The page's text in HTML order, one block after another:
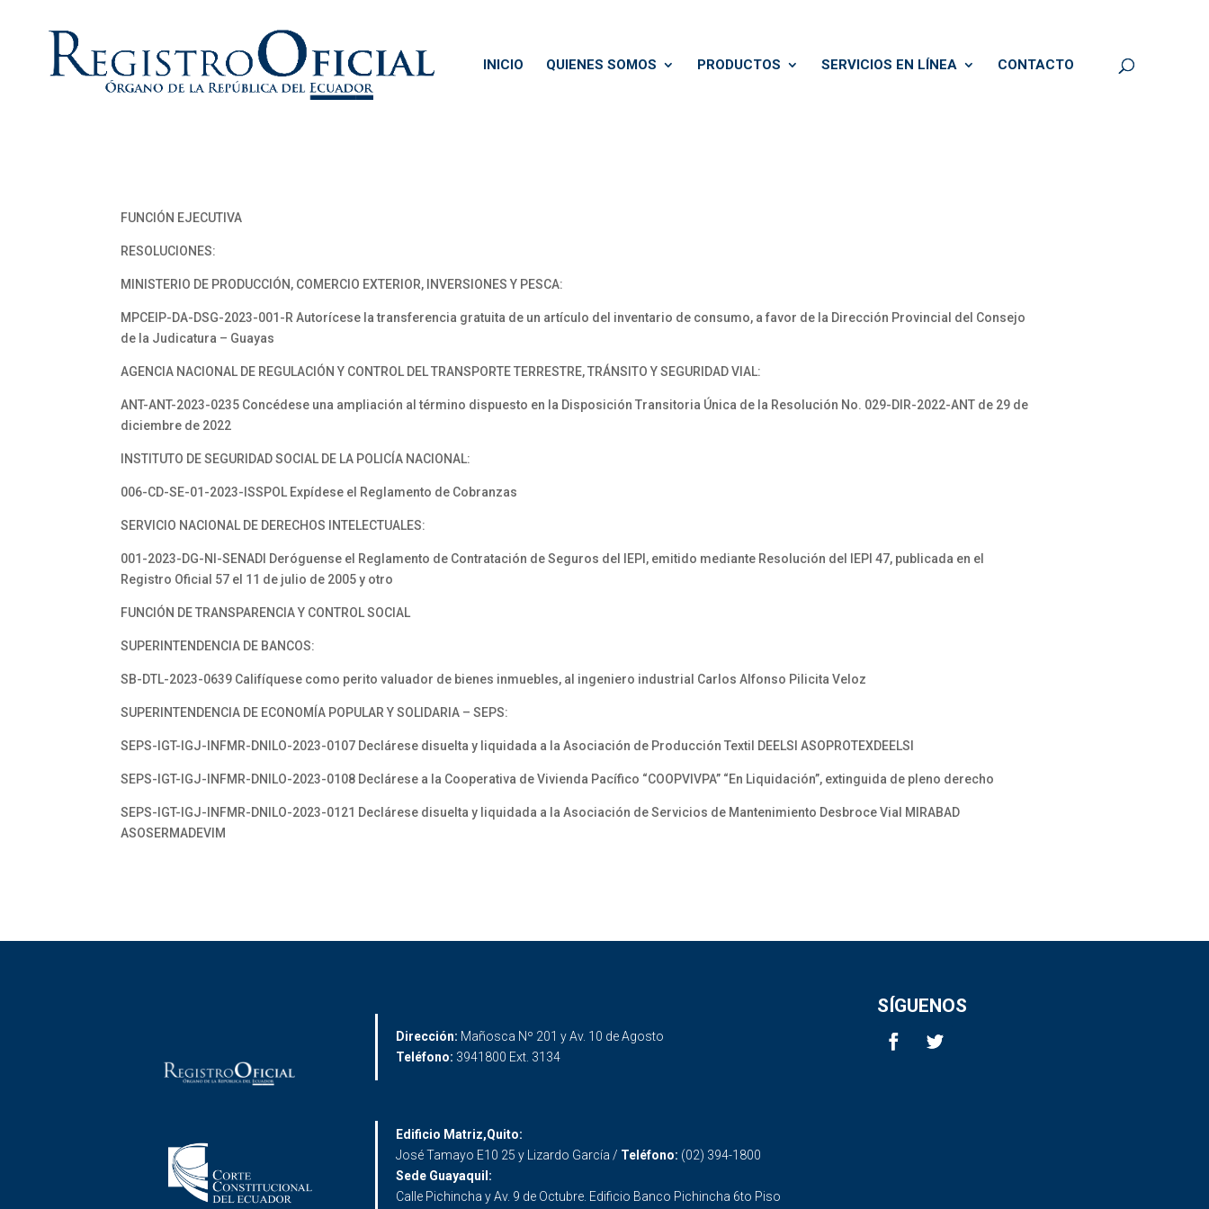
INICIO QUIENES SOMOS PRODUCTOS SERVICIOS EN LÍNEA CONTACTO
FUNCIÓN EJECUTIVA
RESOLUCIONES:
MINISTERIO DE PRODUCCIÓN, COMERCIO EXTERIOR, INVERSIONES Y PESCA:
MPCEIP-DA-DSG-2023-001-R Autorícese la transferencia gratuita de un artículo del inventario de consumo, a favor de la Dirección Provincial del Consejo
de la Judicatura – Guayas
AGENCIA NACIONAL DE REGULACIÓN Y CONTROL DEL TRANSPORTE TERRESTRE, TRÁNSITO Y SEGURIDAD VIAL:
ANT-ANT-2023-0235 Concédese una ampliación al término dispuesto en la Disposición Transitoria Única de la Resolución No. 029-DIR-2022-ANT de 29 de
diciembre de 2022
INSTITUTO DE SEGURIDAD SOCIAL DE LA POLICÍA NACIONAL:
006-CD-SE-01-2023-ISSPOL Expídese el Reglamento de Cobranzas
SERVICIO NACIONAL DE DERECHOS INTELECTUALES:
001-2023-DG-NI-SENADI Deróguense el Reglamento de Contratación de Seguros del IEPI, emitido mediante Resolución del IEPI 47, publicada en el
Registro Oficial 57 el 11 de julio de 2005 y otro
FUNCIÓN DE TRANSPARENCIA Y CONTROL SOCIAL
SUPERINTENDENCIA DE BANCOS:
SB-DTL-2023-0639 Califíquese como perito valuador de bienes inmuebles, al ingeniero industrial Carlos Alfonso Pilicita Veloz
SUPERINTENDENCIA DE ECONOMÍA POPULAR Y SOLIDARIA – SEPS:
SEPS-IGT-IGJ-INFMR-DNILO-2023-0107 Declárese disuelta y liquidada a la Asociación de Producción Textil DEELSI ASOPROTEXDEELSI
SEPS-IGT-IGJ-INFMR-DNILO-2023-0108 Declárese a la Cooperativa de Vivienda Pacífico “COOPVIVPA” “En Liquidación”, extinguida de pleno derecho
SEPS-IGT-IGJ-INFMR-DNILO-2023-0121 Declárese disuelta y liquidada a la Asociación de Servicios de Mantenimiento Desbroce Vial MIRABAD
ASOSERMADEVIM
Dirección: Mañosca Nº 201 y Av. 10 de Agosto
Teléfono: 3941800 Ext. 3134
SÍGUENOS
Edificio Matriz,Quito:
José Tamayo E10 25 y Lizardo García / Teléfono: (02) 394-1800
Sede Guayaquil:
Calle Pichincha y Av. 9 de Octubre. Edificio Banco Pichincha 6to Piso